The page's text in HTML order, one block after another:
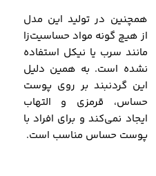
همچنین در تولید این مدل
از هیچ گونه مواد حساسیت‌زا
مانند سرب یا نیکل استفاده
نشده است. به همین دلیل
این گردنبند بر روی پوست
حساس، قرمزی و التهاب
ایجاد نمی‌کند و برای افراد با
پوست حساس مناسب است.